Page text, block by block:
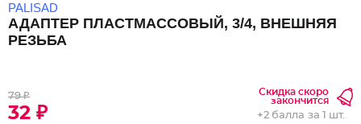
PALISAD
АДАПТЕР ПЛАСТМАССОВЫЙ, 3/4, ВНЕШНЯЯ
РЕЗЬБА
79 ₽
32 ₽
Скидка скоро
закончится
+2 балла за 1 шт.